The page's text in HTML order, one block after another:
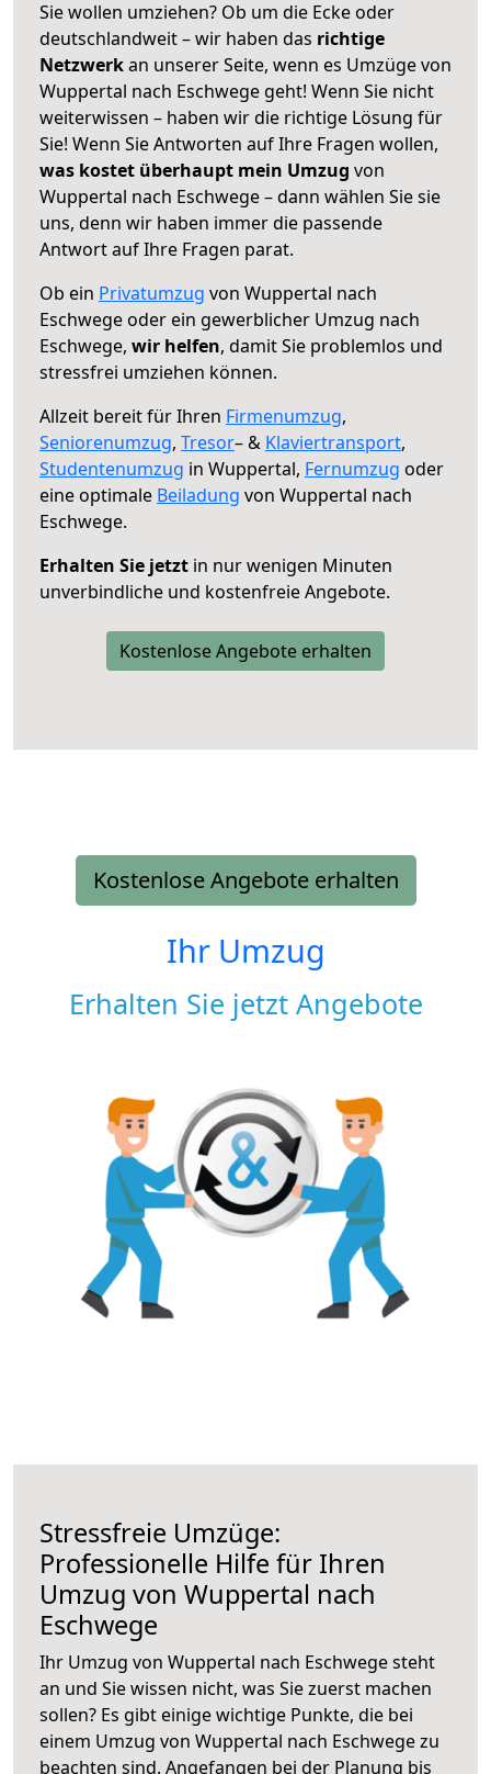
Sie wollen umziehen? Ob um die Ecke oder
deutschlandweit – wir haben das richtige
Netzwerkan unserer Seite, wenn es Umzüge von
Wuppertal nach Eschwege geht! Wenn Sie nicht
weiterwissen – haben wir die richtige Lösung für
Sie! Wenn Sie Antworten auf Ihre Fragen wollen,
was kostet überhaupt mein Umzug von
Wuppertal nach Eschwege – dann wählen Sie sie
uns, denn wir haben immer die passende
Antwort auf Ihre Fragen parat.
Ob ein Privatumzug von Wuppertal nach
Eschwege oder ein gewerblicher Umzug nach
Eschwege, wir helfen, damit Sie problemlos und
stressfrei umziehen können.
Allzeit bereit für Ihren Firmenumzug,
Seniorenumzug, Tresor– & Klaviertransport,
Studentenumzug in Wuppertal, Fernumzug oder
eine optimale Beiladung von Wuppertal nach
Eschwege.
Erhalten Sie jetzt in nur wenigen Minuten
unverbindliche und kostenfreie Angebote.
Kostenlose Angebote erhalten
Kostenlose Angebote erhalten
Ihr Umzug
Erhalten Sie jetzt Angebote
Stressfreie Umzüge:
Professionelle Hilfe für Ihren
Umzug von Wuppertal nach
Eschwege
Ihr Umzug von Wuppertal nach Eschwege steht
an und Sie wissen nicht, was Sie zuerst machen
sollen? Es gibt einige wichtige Punkte, die bei
einem Umzug von Wuppertal nach Eschwege zu
beachten sind. Angefangen bei der Planung bis